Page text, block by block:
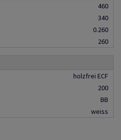
460
340
0.260
260
holzfrei ECF
200
BB
weiss